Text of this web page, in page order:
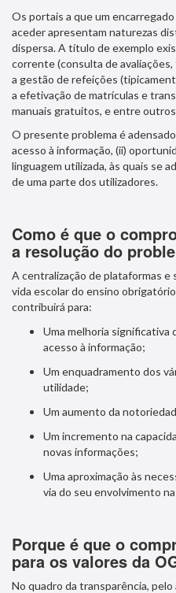
Os portais a que um
aceder apresentam naturezas
dispersa. A título de exemplo
corrente (consulta de
a gestão de refeições
a efetivação de matrículas e
manuais gratuitos, e entre
O presente problema é
acesso à informação, (ii)
linguagem utilizada, às quais se
de uma parte dos utilizadores.
Como é que o
a resolução do
A centralização de plataformas
vida escolar do ensino
contribuirá para:
Uma melhoria significativa
acesso à informação;
Um enquadramento dos
utilidade;
Um aumento da
Um incremento na
novas informações;
Uma aproximação às
via do seu envolvimento
Porque é que o
para os valores da
No quadro da transparência,